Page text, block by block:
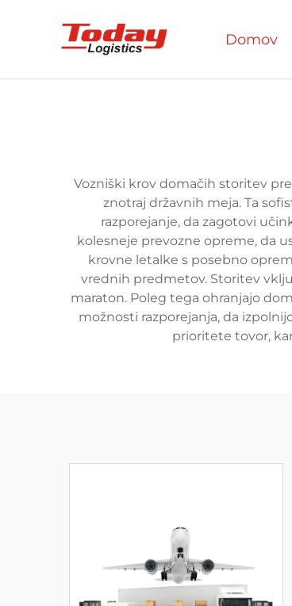
Domov
Vozniški krov domačih storitev
znotraj državnih meja. Ta
razporejanje, da zagotovi
kolesneje prevozne opreme, da
krovne letalke s posebno
vrednih predmetov. Storitev
maraton. Poleg tega ohranjajo
možnosti razporejanja, da
prioritete tovor,